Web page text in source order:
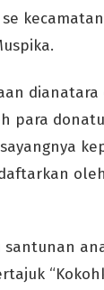
para
santunan